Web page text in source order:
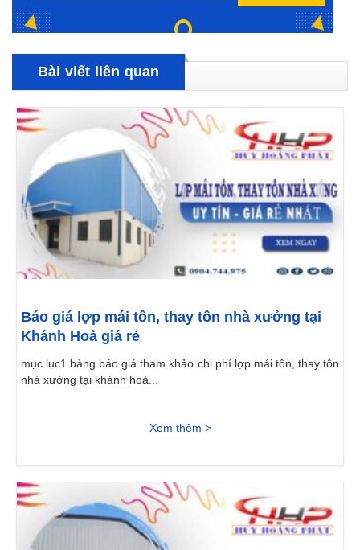
Bài viết liên quan
Báo giá lợp mái tôn, thay tôn nhà xưởng tại
Khánh Hoà giá rẻ
mục lục1 bảng báo giá tham khảo chi phí lợp mái tôn, thay tôn
nhà xưởng tại khánh hoà...
Xem thêm >